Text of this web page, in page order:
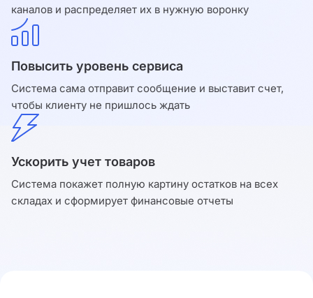
каналов и распределяет их в нужную воронку
Повысить уровень сервиса
Система сама отправит сообщение и выставит счет,
чтобы клиенту не пришлось ждать
Ускорить учет товаров
Система покажет полную картину остатков на всех
складах и сформирует финансовые отчеты